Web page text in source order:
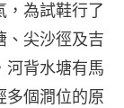
，為試鞋行了
、尖沙徑及吉
河背水塘有馬
多個澗位的原